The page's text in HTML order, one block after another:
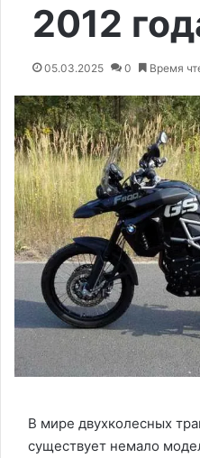
2012
05.03.2025 0 Время
В мире двухколесных
существует немало